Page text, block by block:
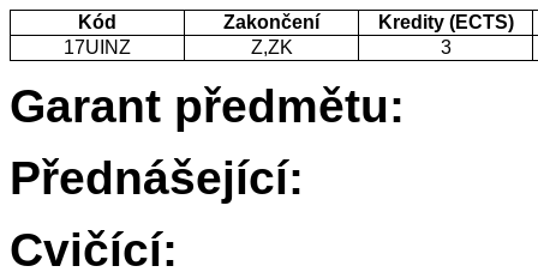
Kód Zakončení
Kredity (ECTS)
17UINZ
Z,ZK 3
Garant předmětu:
Přednášející:
Cvičící: